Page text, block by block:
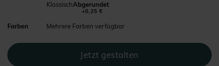
KlassischAbgerundet
+0,25 €
Farben Mehrere Farben verfügbar